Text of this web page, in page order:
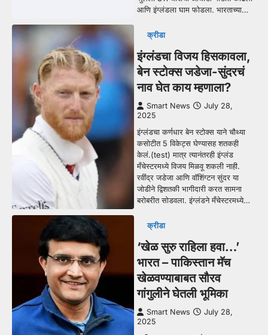
आणि इंग्लंडला घाम फोडला. भारताच्या…
क्रीडा
इंग्लंडचा विजय हिसकावला,
बेन स्टोक्स जडेजा-सुंदरचं
नाव घेत काय म्हणाला?
Smart News
July 28,
2025
इंग्लंडचा कर्णधार बेन स्टोक्स याने चौथ्या
कसोटीत 5 विकेट्स घेण्यासह शतकही
केलं.(test) मात्र त्यानंतरही इंग्लंड
मँचेस्टरमध्ये विजय मिळवू शकली नाही.
रवींद्र जडेजा आणि वॉशिंग्टन सुंदर या
जोडीने द्विशतकी भागीदारी करत सामना
बरोबरीत सोडवला. इंग्लंडने मँचेस्टरमध्ये…
क्रीडा
‘खेळ सुरु राहिला हवा…’
भारत – पाकिस्तान मॅच
खेळवण्याबाबत सौरव
गांगुलीने घेतली भूमिका
Smart News
July 28,
2025